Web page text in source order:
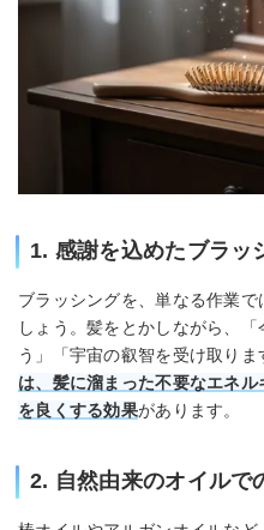
1. 感謝を込めたブラッ
ブラッシングを、単なる作業
しょう。髪をとかしながら、
う」「宇宙の叡智を受け取りま
は、髪に溜まった不要なエネ
を良くする効果があります。
2. 自然由来のオイルで